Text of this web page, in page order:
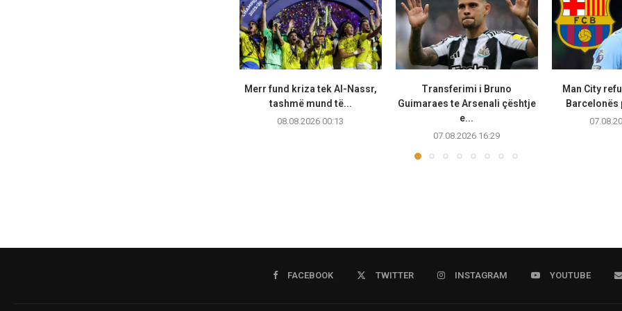
Merr fund kriza tek Al-Nassr,
tashmë mund të...
08.08.2026 00:13
Transferimi i Bruno
Guimaraes te Arsenali çështje
e...
07.08.2026 16:29
Man City
Barcelonës
FACEBOOK TWITTER INSTAGRAM YOUTUBE